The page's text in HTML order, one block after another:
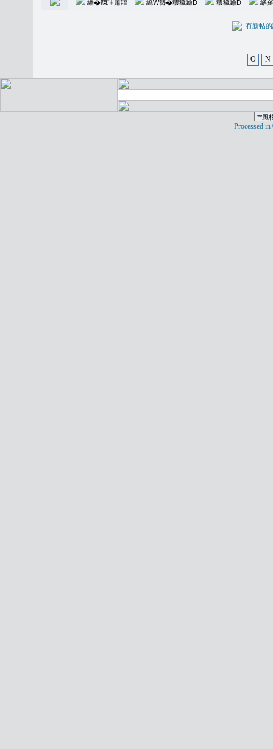
繙�𥪕理簫羶 繞W簪�穠穢瞼D 穠穢瞼D 繕
有新
O N
Processed